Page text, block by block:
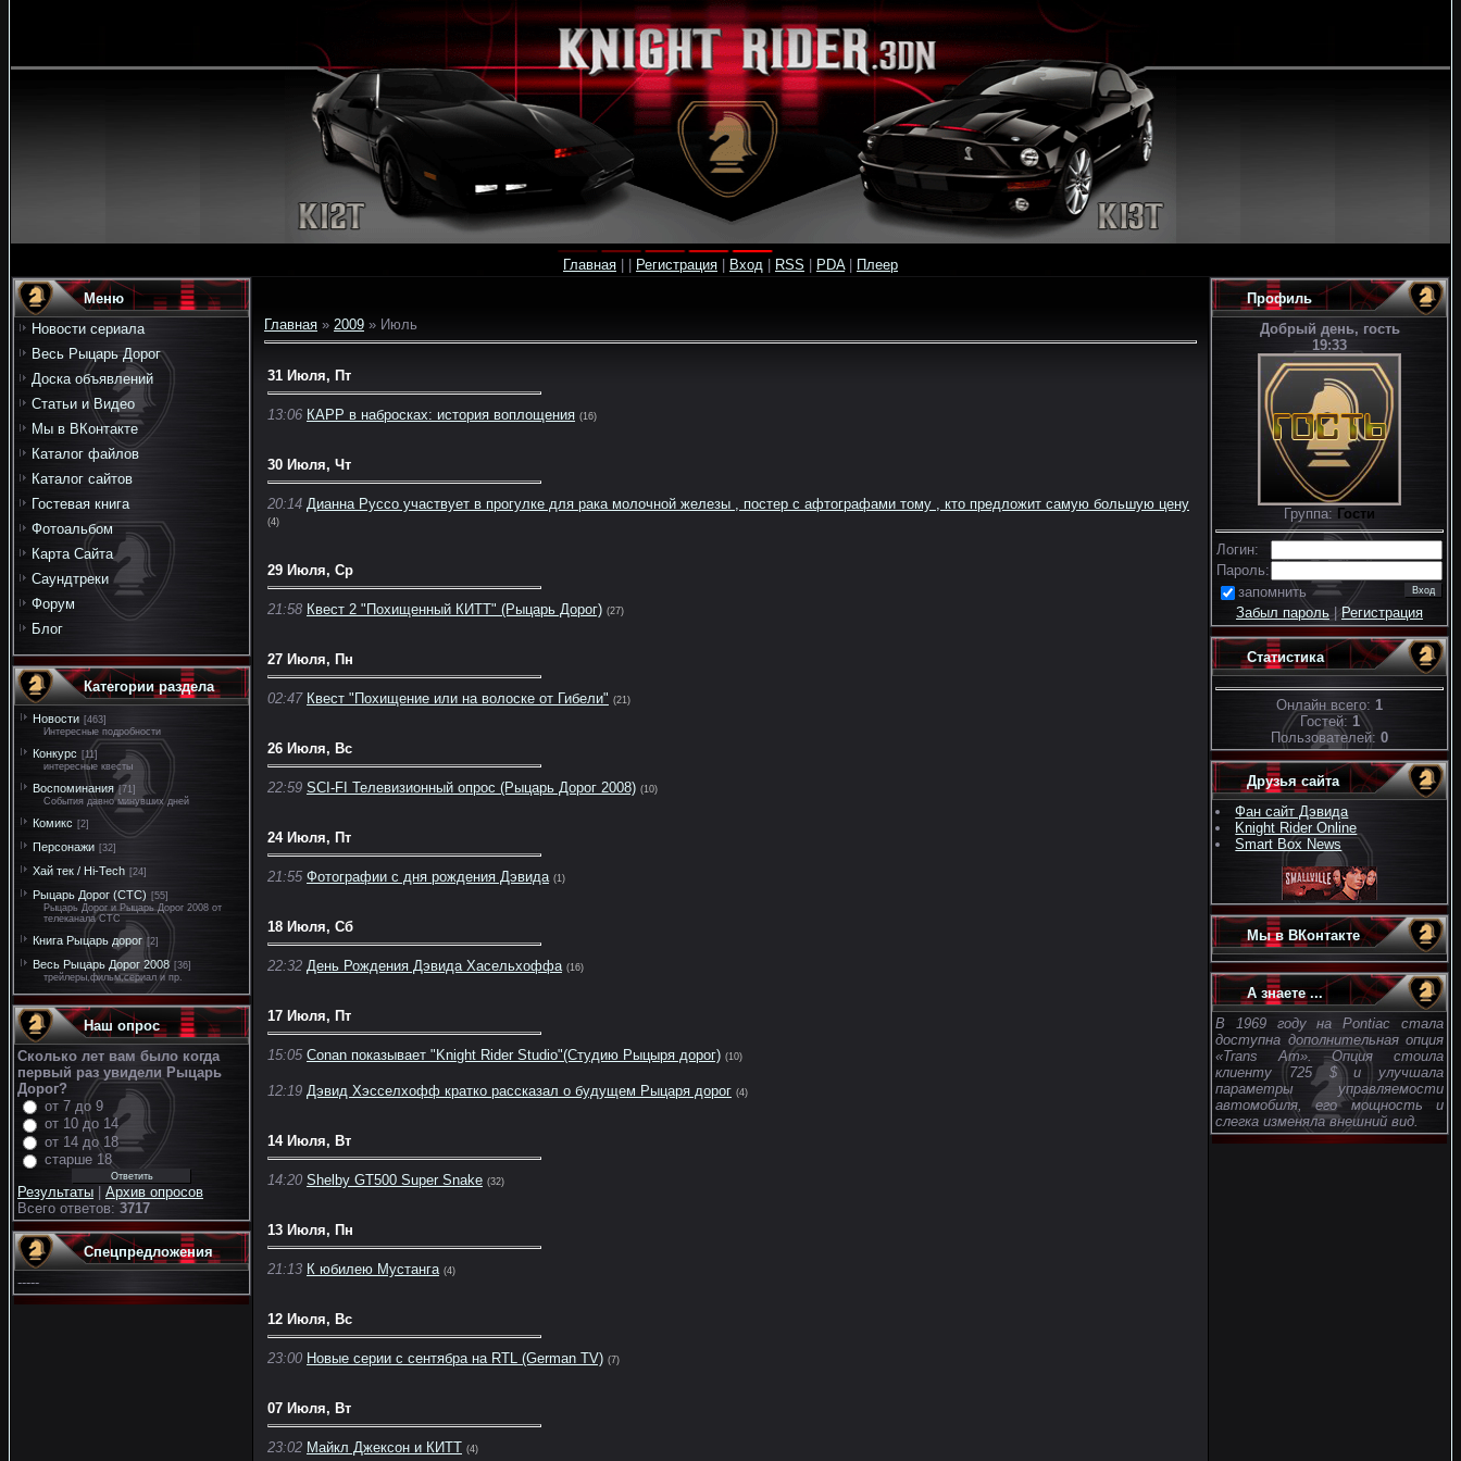
Главная Регистрация Вход RSS PDA| Плеер
Меню
Новости сериала
Весь Рыцарь Дорог
Доска объявлений
Статьи и Видео
Мы в ВКонтакте
Каталог файлов
Каталог сайтов
Гостевая книга
Фотоальбом
Карта Сайта
Саундтреки
Форум
Блог
Категории раздела
Новости [463]
Интересные подробности
Конкурс [11]
интересные квесты
Воспоминания [71]
События давно минувших дней
Комикс [2]
Персонажи [32]
Хай тек / Hi-Tech [24]
Рыцарь Дорог (СТС) [55]
Рыцарь Дорог и Рыцарь Дорог 2008 от
телеканала СТС
Книга Рыцарь дорог [2]
Весь Рыцарь Дорог 2008 [36]
трейлеры,фильм,сериал и пр.
Наш опрос
Сколько лет вам было когда
первый раз увидели Рыцарь
Дорог?
от 7 до 9
от 10 до 14
от 14 до 18
старше 18
Результаты
Архив опросов
Всего ответов: 3717
Спецпредложения
-----
Главная » 2009 » Июль
31 Июля, Пт
13:06 КАРР в набросках: история воплощения (16)
30 Июля, Чт
20:14 Дианна Руссо участвует в прогулке для рака молочной железы , постер с афтографами тому , кто предложит самую большую цену
(4)
29 Июля, Ср
21:58 Квест 2 "Похищенный КИТТ" (Рыцарь Дорог) (27)
27 Июля, Пн
02:47 Квест "Похищение или на волоске от Гибели" (21)
26 Июля, Вс
22:59 SCI-FI Телевизионный опрос (Рыцарь Дорог 2008) (10)
24 Июля, Пт
21:55 Фотографии с дня рождения Дэвида (1)
18 Июля, Сб
22:32 День Рождения Дэвида Хасельхоффа (16)
17 Июля, Пт
15:05 Conan показывает "Knight Rider Studio"(Студию Рыцыря дорог) (10)
12:19 Дэвид Хэсселхофф кратко рассказал о будущем Рыцаря дорог (4)
14 Июля, Вт
14:20 Shelby GT500 Super Snake (32)
13 Июля, Пн
21:13 К юбилею Мустанга (4)
12 Июля, Вс
23:00 Новые серии с сентябра на RTL (German TV) (7)
07 Июля, Вт
23:02 Майкл Джексон и КИТТ (4)
Профиль
Добрый день, гость
19:33
Группа: Гости
Логин:
Пароль:
запомнить
Забыл пароль|Регистрация
Статистика
Онлайн всего: 1
Гостей: 1
Пользователей: 0
Друзья сайта
Фан сайт Дэвида
Knight Rider Online
Smart Box News
Мы в ВКонтакте
А знаете ...
В 1969 году на Pontiac стала
доступна дополнительная опция
«Trans Am». Опция стоила
клиенту 725 $ и улучшала
параметры управляемости
автомобиля, его мощность и
слегка изменяла внешний вид.